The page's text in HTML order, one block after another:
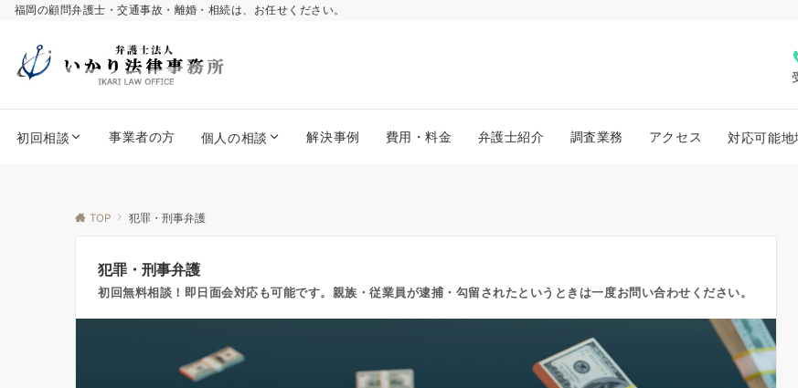
福岡の顧問弁護士・交通事故・離婚・相続は、お任せください。
初回相談 事業者の方 個人の相談 解決事例 費用・料金 弁護士紹介 調査業務 アクセス 対応可能地
TOP 犯罪・刑事弁護
犯罪・刑事弁護
初回無料相談！即日面会対応も可能です。親族・従業員が逮捕・勾留されたというときは一度お問い合わせください。